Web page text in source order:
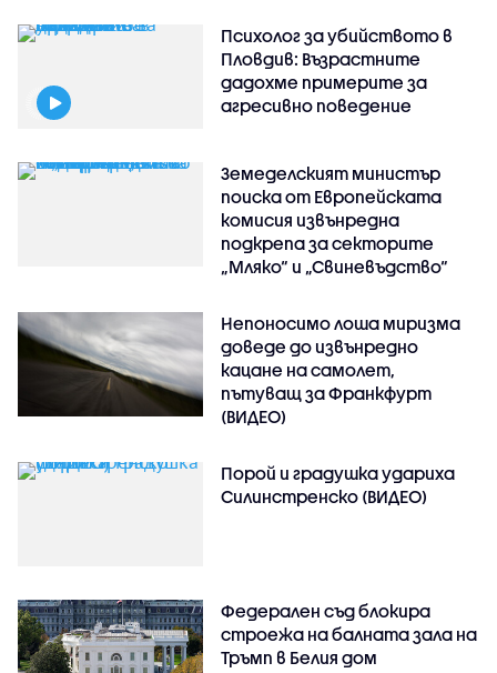
Психолог за убийството в
Пловдив: Възрастните
дадохме примерите за
агресивно поведение
Земеделският министър
поиска от Европейската
комисия извънредна
подкрепа за секторите
„Мляко“ и „Свиневъдство“
Непоносимо лоша миризма
доведе до извънредно
кацане на самолет,
пътуващ за Франкфурт
(ВИДЕО)
Порой и градушка удариха
Силинстренско (ВИДЕО)
Федерален съд блокира
строежа на балната зала на
Тръмп в Белия дом